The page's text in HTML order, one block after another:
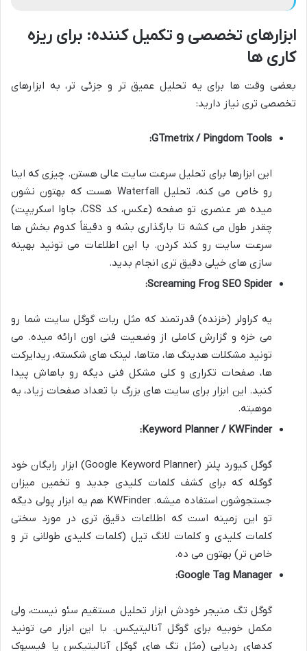
ابزارهای تخصصی و تکمیل کننده: برای ریزه
کاری ها
بعضی وقت ها برای یه تحلیل عمیق تر و جزئی تر، به ابزارهای
تخصصی تری نیاز دارید:
GTmetrix / Pingdom Tools:
این ابزارها برای تحلیل سرعت سایت عالی هستن. چیزی که اینا
رو خاص می کنه، تحلیل Waterfall هست که بهتون نشون
میده هر عنصری تو صفحه (عکس، کد CSS، جاوا اسکریپت)
چقدر طول می کشه تا بارگذاری بشه و دقیقاً کدوم بخش ها
سرعت سایت رو کند کردن. با این اطلاعات می تونید بهینه
سازی های خیلی دقیق تری انجام بدید.
Screaming Frog SEO Spider:
یه کراولر (خزنده) قدرتمند که مثل ربات گوگل سایت شما رو
می خزه و گزارش کاملی از وضعیت فنی اون ارائه میده. می
تونید مشکلات هدینگ ها، متاها، لینک های شکسته، ریدایرکت
ها، صفحات تکراری و کلی مشکل فنی دیگه رو باهاش پیدا
کنید. این ابزار برای سایت های بزرگ با تعداد صفحات زیاد، یه
موهبته.
Keyword Planner / KWFinder:
گوگل کیورد پلنر (Google Keyword Planner) ابزار رایگان خود
گوگله که برای کشف کلمات کلیدی جدید و تخمین میزان
جستجوشون استفاده میشه. KWFinder هم یه ابزار پولی دیگه
تو این زمینه است که اطلاعات دقیق تری در مورد سختی
کلمات کلیدی و کلمات لانگ تیل (کلمات کلیدی طولانی تر و
خاص تر) بهتون می ده.
Google Tag Manager:
گوگل تگ منیجر خودش ابزار تحلیل مستقیم سئو نیست، ولی
مکمل خوبیه برای گوگل آنالیتیکس. با این ابزار می تونید
کدهای ردیابی (مثل تگ های گوگل آنالیتیکس یا فیسبوک